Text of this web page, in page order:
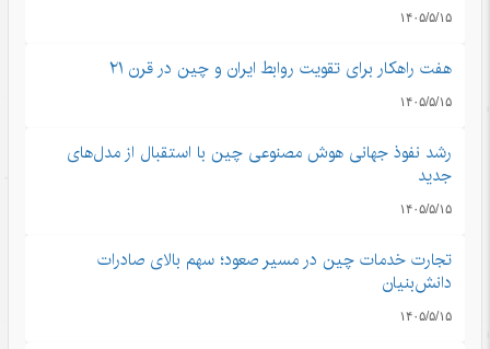
۱۴۰۵/۵/۱۵
هفت راهکار برای تقویت روابط ایران و چین در قرن ۲۱
۱۴۰۵/۵/۱۵
رشد نفوذ جهانی هوش مصنوعی چین با استقبال از مدل‌های
جدید
۱۴۰۵/۵/۱۵
تجارت خدمات چین در مسیر صعود؛ سهم بالای صادرات
دانش‌بنیان
۱۴۰۵/۵/۱۵